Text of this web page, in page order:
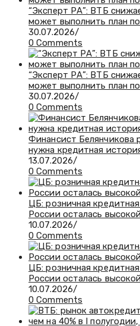
“Эксперт РА”: ВТБ
может выполнить план
30.07.2026/
0 Comments
“Эксперт РА”: ВТБ
может выполнить план
30.07.2026/
0 Comments
Финансист Белянчикова
нужна кредитная
13.07.2026/
0 Comments
ЦБ: розничная
России осталась
10.07.2026/
0 Comments
ЦБ: розничная
России осталась
10.07.2026/
0 Comments